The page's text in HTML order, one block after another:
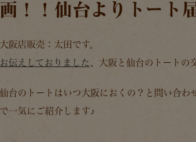
！！仙台よりトート
阪店販売：太田です。
伝えしておりました、大阪と仙台のトートの
台のトートはいつ大阪におくの？と問い合わ
一気にご紹介します♪